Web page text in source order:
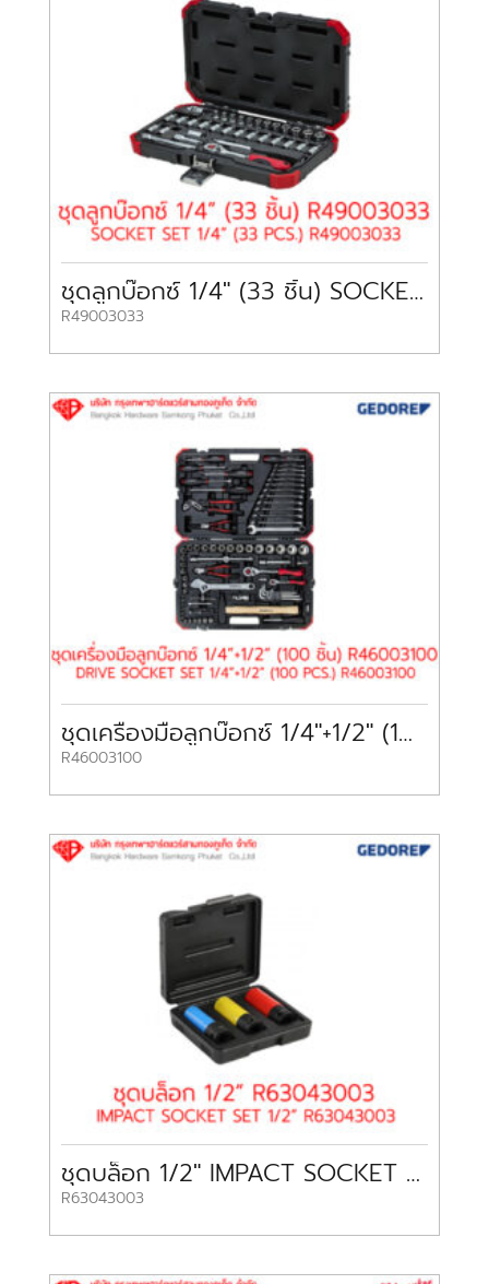
ชุดลูกบ๊อกซ์ 1/4″ (33 ชิ้น) SOCKET SET 1/4″ (33 PCS) R49003033 GEDORE
R49003033
ชุดเครื่องมือลูกบ๊อกซ์ 1/4″+1/2″ (100 ชิ้น) DRIVE SOCKET SET 1/4″+1/2″ (100 PCS) R46003100 GEDORE
R46003100
ชุดบล็อก 1/2″ IMPACT SOCKET SET 1/2″ R63043003 GEDORE
R63043003